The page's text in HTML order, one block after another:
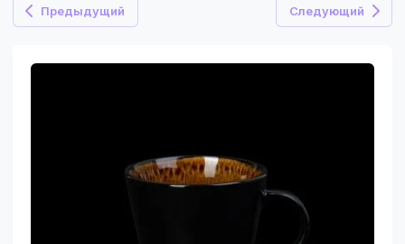
Предыдущий Следующий